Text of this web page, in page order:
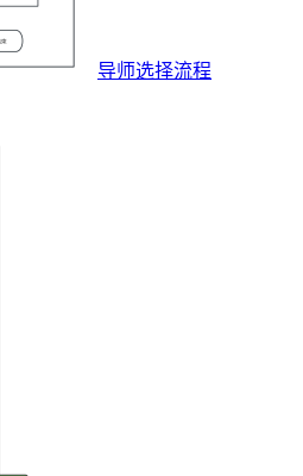
导师选择流程